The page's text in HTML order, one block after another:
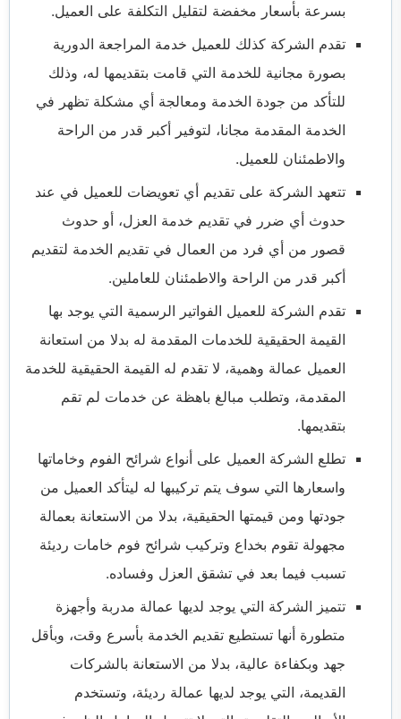
بسرعة بأسعار مخفضة لتقليل التكلفة على العميل.
تقدم الشركة كذلك للعميل خدمة المراجعة الدورية
بصورة مجانية للخدمة التي قامت بتقديمها له، وذلك
للتأكد من جودة الخدمة ومعالجة أي مشكلة تظهر في
الخدمة المقدمة مجانا، لتوفير أكبر قدر من الراحة
والاطمئنان للعميل.
تتعهد الشركة على تقديم أي تعويضات للعميل في عند
حدوث أي ضرر في تقديم خدمة العزل، أو حدوث
قصور من أي فرد من العمال في تقديم الخدمة لتقديم
أكبر قدر من الراحة والاطمئنان للعاملين.
تقدم الشركة للعميل الفواتير الرسمية التي يوجد بها
القيمة الحقيقية للخدمات المقدمة له بدلا من استعانة
العميل عمالة وهمية، لا تقدم له القيمة الحقيقية للخدمة
المقدمة، وتطلب مبالغ باهظة عن خدمات لم تقم
بتقديمها.
تطلع الشركة العميل على أنواع شرائح الفوم وخاماتها
واسعارها التي سوف يتم تركيبها له ليتأكد العميل من
جودتها ومن قيمتها الحقيقية، بدلا من الاستعانة بعمالة
مجهولة تقوم بخداع وتركيب شرائح فوم خامات رديئة
تسبب فيما بعد في تشقق العزل وفساده.
تتميز الشركة التي يوجد لديها عمالة مدربة وأجهزة
متطورة أنها تستطيع تقديم الخدمة بأسرع وقت، وبأقل
جهد وبكفاءة عالية، بدلا من الاستعانة بالشركات
القديمة، التي يوجد لديها عمالة رديئة، وتستخدم